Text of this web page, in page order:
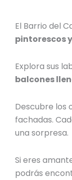
El Barrio del
pintorescos
Explora sus
balcones
Descubre los
fachadas.
una sorpresa.
Si eres
podrás